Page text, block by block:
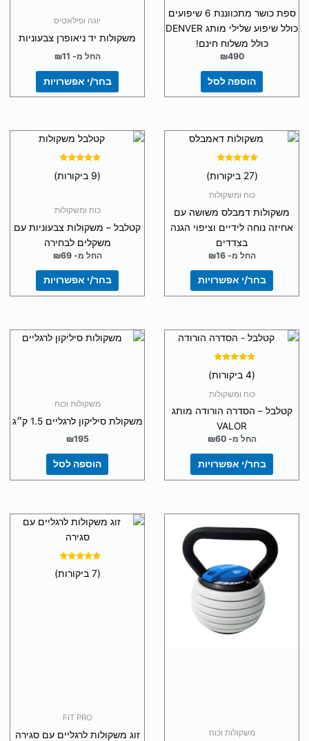
ספת כושר מתכווננת 6 שיפועים
כולל שיפוע שלילי מותג DENVER
כולל משלוח חינם!
₪490
הוספה לסל
יוגה ופילאטיס
משקולות יד ניאופרן צבעוניות
החל מ- ₪11
בחר/י אפשרויות
לבחור
את
האפשרויות
המוצר
4.93
(27 ביקורות)
כוח ומשקולות
משקולות דמבלס משושה עם
אחיזה נוחה לידיים וציפוי הגנה
בצדדים
החל מ- ₪16
בחר/י אפשרויות
למוצר
זה
מספר
סוגים.
ניתן
לבחור
את
האפשרויות
המוצר
5.00
(9 ביקורות)
כוח ומשקולות
קטלבל – משקולות צבעוניות עם
משקלים לבחירה
החל מ- ₪69
בחר/י אפשרויות
למוצר
זה
מספר
ניתן
לבחור
את
האפשרויות
המוצר
5.00
(4 ביקורות)
כוח ומשקולות
קטלבל – הסדרה הורודה מותג
VALOR
החל מ- ₪60
בחר/י אפשרויות
למוצר
זה
מספר
סוגים.
ניתן
לבחור
את
האפשרויות
בעמוד
משקולות וכוח
משקולת סיליקון לרגליים 1.5 ק״ג
₪195
הוספה לסל
משקולות וכוח
5.00
(7 ביקורות)
FIT PRO
זוג משקולות לרגליים עם סגירה
למוצר
זה
יש
סוגים.